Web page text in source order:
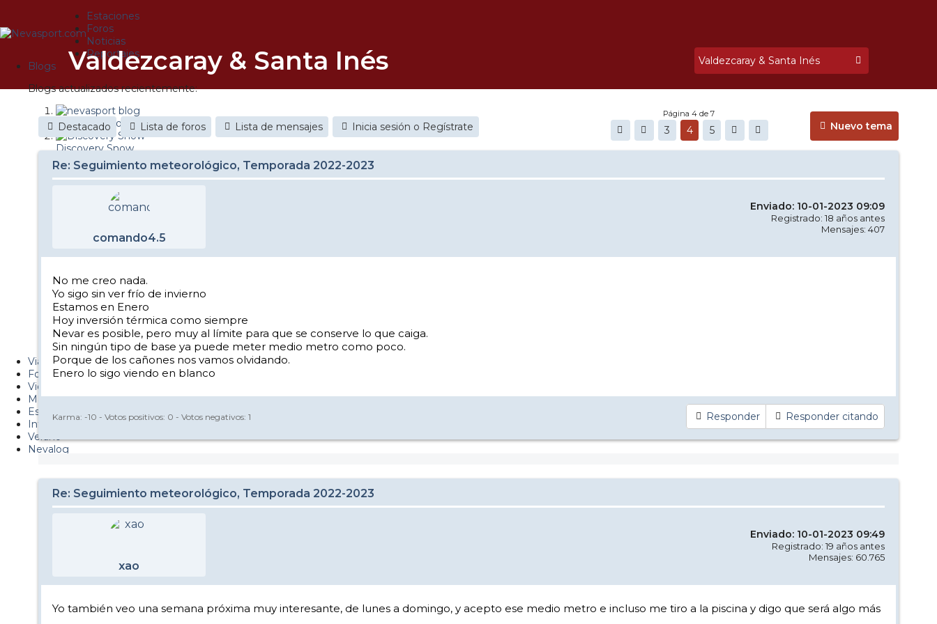
Estaciones
Foros
Noticias
Reportajes
Blogs
Blogs actualizados recientemente:
nevasport blog
Discovery Snow
Brasil
It's a powder da
Revista NIX
Metiendo Cantos
PUCAF - Blog
Esquiaryviajar.com
Viajes
Fotos
Videos
Material
Esquí Pro
Infonieve
Verano
Nevalog
Valdezcaray & Santa Inés
Nuevo tema
Destacado Lista de foros Lista de mensajes Inicia sesión o Regístrate
Página 4 de 7
3 4 5
Re: Seguimiento meteorológico, Temporada 2022-2023
comando4.5
Enviado: 10-01-2023 09:09
Registrado: 18 años antes
Mensajes: 407
No me creo nada.
Yo sigo sin ver frío de invierno
Estamos en Enero
Hoy inversión térmica como siempre
Nevar es posible, pero muy al límite para que se conserve lo que caiga.
Sin ningún tipo de base ya puede meter medio metro como poco.
Porque de los cañones nos vamos olvidando.
Enero lo sigo viendo en blanco
Responder Responder citando
Karma: -10 - Votos positivos: 0 - Votos negativos: 1
Re: Seguimiento meteorológico, Temporada 2022-2023
xao
Enviado: 10-01-2023 09:49
Registrado: 19 años antes
Mensajes: 60.765
Yo también veo una semana próxima muy interesante, de lunes a domingo, y acepto ese medio metro e incluso me tiro a la piscina y digo que será algo más